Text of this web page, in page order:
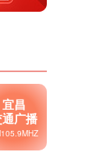
宜昌
广播